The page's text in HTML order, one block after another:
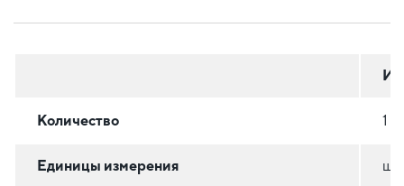
Количество 1
Единицы измерения шт